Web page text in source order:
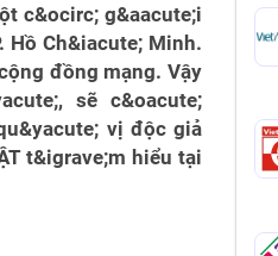
c&ocirc; g&aacute;i
Hồ Ch&iacute; Minh.
đồng mạng. Vậy
sẽ c&oacute;
vị độc giả
t&igrave;m hiểu tại